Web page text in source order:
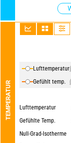
TEMPERATUR
Lufttemperatur
Gefühlt temp.
Lufttemperatur
Gefühlte Temp.
Null-Grad-Isotherme